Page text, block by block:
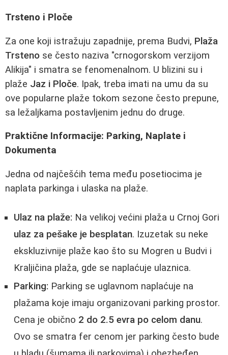
Trsteno i Ploče
Za one koji istražuju zapadnije, prema Budvi, Plaža
Trsteno se često naziva "crnogorskom verzijom
Alikija" i smatra se fenomenalnom. U blizini su i
plaže Jaz i Ploče. Ipak, treba imati na umu da su
ove popularne plaže tokom sezone često prepune,
sa ležaljkama postavljenim jednu do druge.
Praktične Informacije: Parking, Naplate i
Dokumenta
Jedna od najčešćih tema među posetiocima je
naplata parkinga i ulaska na plaže.
Ulaz na plaže: Na velikoj većini plaža u Crnoj Gori
ulaz za pešake je besplatan. Izuzetak su neke
ekskluzivnije plaže kao što su Mogren u Budvi i
Kraljičina plaža, gde se naplaćuje ulaznica.
Parking: Parking se uglavnom naplaćuje na
plažama koje imaju organizovani parking prostor.
Cena je obično 2 do 2.5 evra po celom danu.
Ovo se smatra fer cenom jer parking često bude